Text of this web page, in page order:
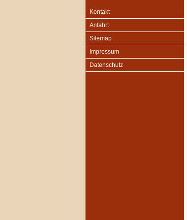
Kontakt
Anfahrt
Sitemap
Impressum
Datenschutz